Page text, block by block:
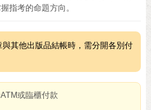
指考的命題方向。
與其他出版品結帳時，需分開各別付
或臨櫃付款